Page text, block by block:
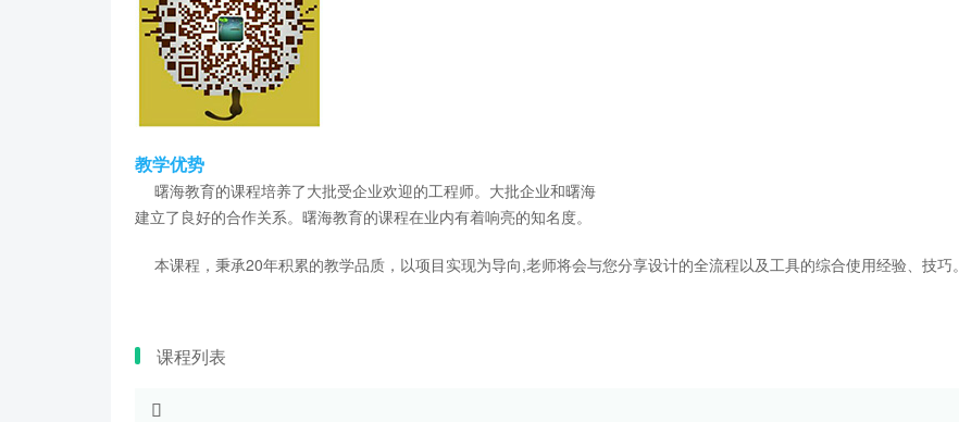
教学优势
曙海教育的课程培养了大批受企业欢迎的工程师。大批企业和曙海
建立了良好的合作关系。曙海教育的课程在业内有着响亮的知名度。
本课程，秉承20年积累的教学品质，以项目实现为导向,老师将会与您分享设计的全流程以及工具的综合使用经验、技巧。
课程列表